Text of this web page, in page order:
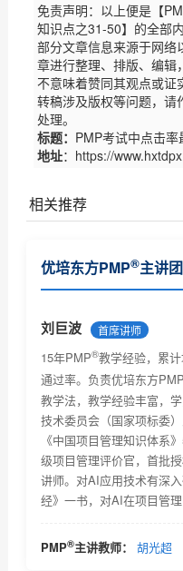
免责声明：以上便是【
知识点之31-50】的全部
部分文章信息来源于网络
章进行整理、排版、编辑
不意味着赞同其观点或证
转稿涉及版权等问题，请
处理。
标题： PMP考试中点击
地址：https://
相关推荐
PMP认证基本常识了解
PMP®
报考条件及相关
PMP考试技巧及注意
PMP
考试未通过怎么
为什么PMP网络教育
PMP网络教育的优势有
选择PMP网络教育该
PMP培训项目危机处理
优培东方PMP®主讲
刘巨波 首席讲师
15年PMP®教学经验，累
通过率。负责优培东方PMP
教学法，教学经验丰富，
技术委员会（国家项标委
《中国项目管理知识体系
级项目管理评价官，首批
讲师。对AI应用技术有深
经》一书，对AI在项目管
PMP®主讲教师： 胡光超